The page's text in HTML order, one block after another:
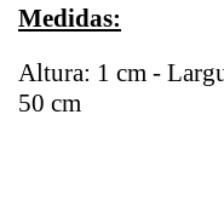
Medidas:
Altura: 1 cm -
50 cm